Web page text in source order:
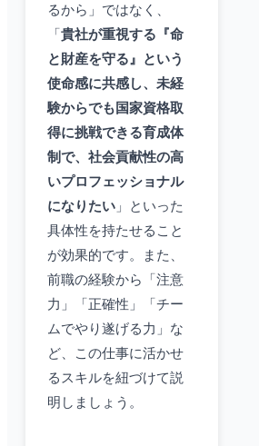
るから」ではなく、
「 貴社が重視する『命
と財産を守る』という
使命感に共感し、未経
験からでも国家資格取
得に挑戦できる育成体
制で、社会貢献性の高
いプロフェッショナル
になりたい 」といった
具体性を持たせること
が効果的です。また、
前職の経験から「注意
力」「正確性」「チー
ムでやり遂げる力」な
ど、この仕事に活かせ
るスキルを紐づけて説
明しましょう。